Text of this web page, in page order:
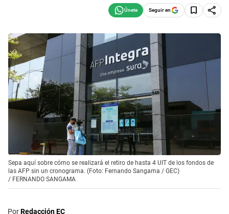
Seguir en
Sepa aquí sobre cómo se realizará el retiro de hasta 4 UIT de los fondos de
las AFP sin un cronograma. (Foto: Fernando Sangama / GEC)
/ FERNANDO SANGAMA
PorRedacción EC